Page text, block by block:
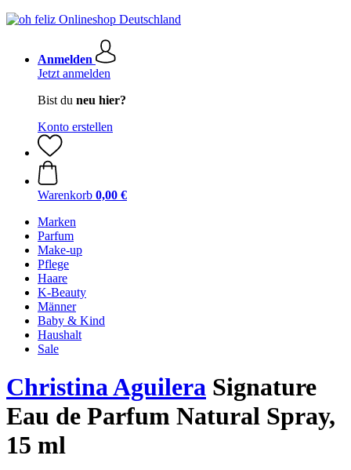
Anmelden
Jetzt anmelden
Bist du neu hier?
Konto erstellen
Warenkorb 0,00 €
Marken
Parfum
Make-up
Pflege
Haare
K-Beauty
Männer
Baby & Kind
Haushalt
Sale
Christina Aguilera Signature
Eau de Parfum Natural Spray,
15 ml